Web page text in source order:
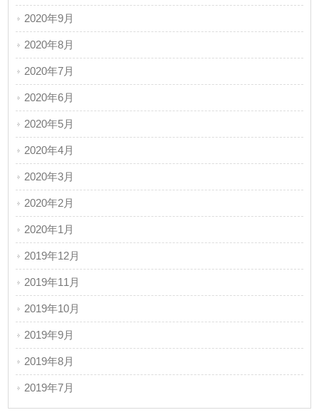
2020年9月
2020年8月
2020年7月
2020年6月
2020年5月
2020年4月
2020年3月
2020年2月
2020年1月
2019年12月
2019年11月
2019年10月
2019年9月
2019年8月
2019年7月